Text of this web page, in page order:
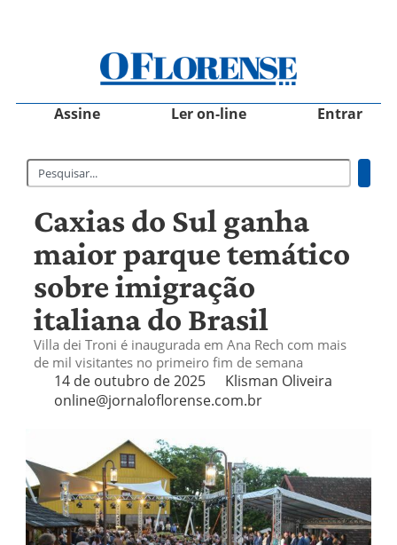
Assine Ler on-line Entrar
Caxias do Sul ganha
maior parque temático
sobre imigração
italiana do Brasil
Villa dei Troni é inaugurada em Ana Rech com mais
de mil visitantes no primeiro fim de semana
14 de outubro de 2025
Klisman Oliveira
online@jornaloflorense.com.br